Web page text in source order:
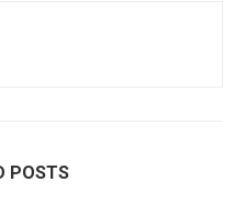
POSTS